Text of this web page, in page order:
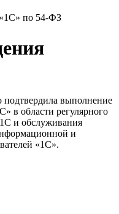
по 54-ФЗ
выполнение
в области регулярного
и обслуживания
и
«1С».